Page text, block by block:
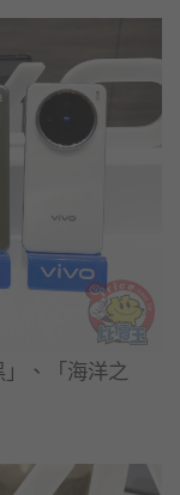
、「海洋之